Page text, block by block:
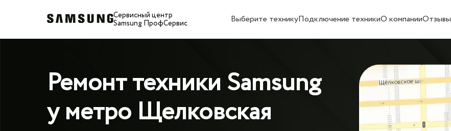
Сервисный центр
Samsung ПрофСервис
Выберите техникуПодключение техникиО компанииОтзывы
Ремонт техники Samsung
у метро Щелковская